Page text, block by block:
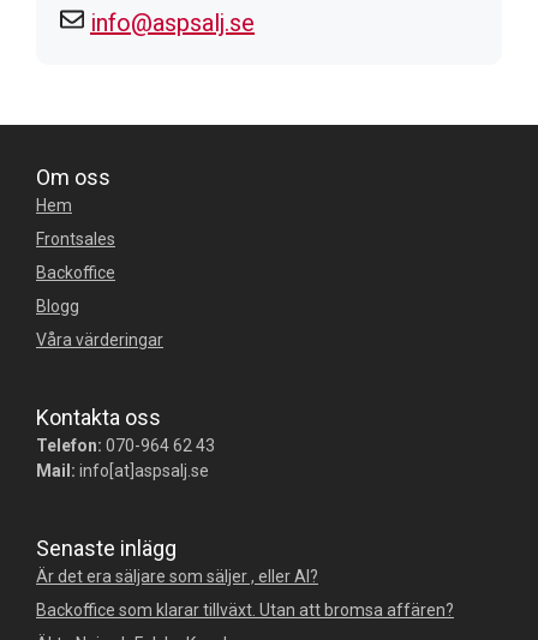
info@aspsalj.se
Om oss
Hem
Frontsales
Backoffice
Blogg
Våra värderingar
Kontakta oss
Telefon: 070-964 62 43
Mail: info[at]aspsalj.se
Senaste inlägg
Är det era säljare som säljer , eller AI?
Backoffice som klarar tillväxt. Utan att bromsa affären?